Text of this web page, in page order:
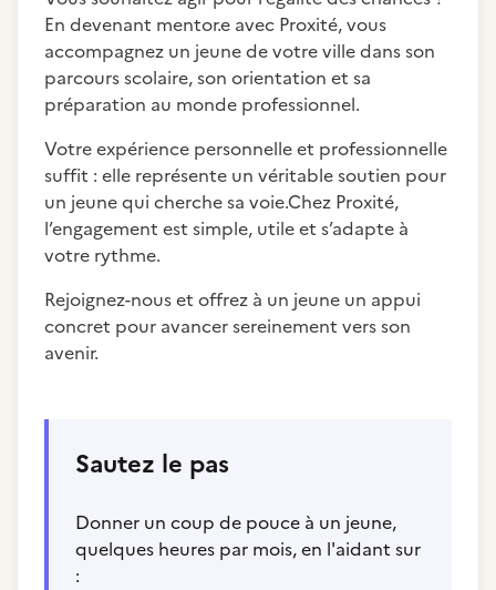
En devenant mentor.e avec Proxité, vous
accompagnez un jeune de votre ville dans son
parcours scolaire, son orientation et sa
préparation au monde professionnel.
Votre expérience personnelle et professionnelle
suffit : elle représente un véritable soutien pour
un jeune qui cherche sa voie.Chez Proxité,
l’engagement est simple, utile et s’adapte à
votre rythme.
Rejoignez-nous et offrez à un jeune un appui
concret pour avancer sereinement vers son
avenir.
Sautez le pas
Donner un coup de pouce à un jeune,
quelques heures par mois, en l'aidant sur
: